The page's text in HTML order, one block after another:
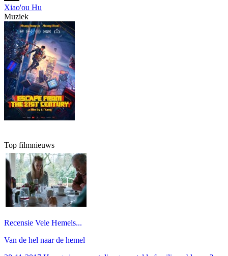
Xiao'ou Hu
Muziek
Top filmnieuws
Recensie Vele Hemels...
Van de hel naar de hemel